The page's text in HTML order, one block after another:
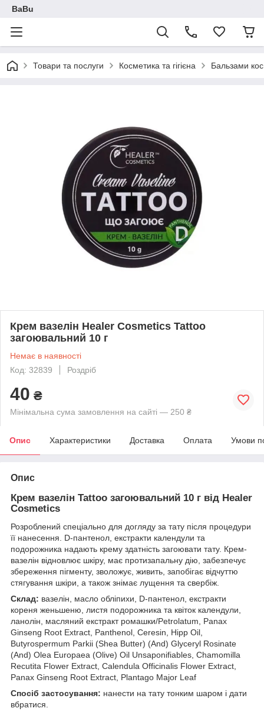
BaBu
Товари та послуги Косметика та гігієна Бальзами
Крем вазелін Healer Cosmetics Tattoo
загоювальний 10 г
Немає в наявності
Код: 32839
Роздріб
40 ₴
Мінімальна сума замовлення на сайті — 250 ₴
Опис Характеристики Доставка Оплата Умови
Опис
Крем вазелін Tattoo загоювальний 10 г від Healer
Cosmetics
Розроблений спеціально для догляду за тату після процедури
її нанесення. D-пантенол, екстракти календули та
подорожника надають крему здатність загоювати тату. Крем-
вазелін відновлює шкіру, має протизапальну дію, забезпечує
збереження пігменту, зволожує, живить, запобігає відчуттю
стягування шкіри, а також знімає лущення та свербіж.
Склад: вазелін, масло обліпихи, D-пантенол, екстракти
кореня женьшеню, листя подорожника та квіток календули,
ланолін, масляний екстракт ромашки/Petrolatum, Panax
Ginseng Root Extract, Panthenol, Ceresin, Hipp Oil,
Butyrospermum Parkii (Shea Butter) (And) Glyceryl Rosinate
(And) Olea Europaea (Olive) Oil Unsaponifiables, Chamomilla
Recutita Flower Extract, Calendula Officinalis Flower Extract,
Panax Ginseng Root Extract, Plantago Major Leaf
Спосіб застосування: нанести на тату тонким шаром і дати
вбратися.